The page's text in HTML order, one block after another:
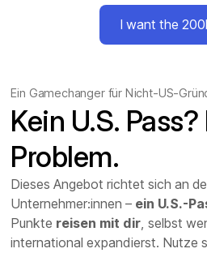
I want the
Ein Gamechanger für Nicht-US-
Kein U.S. Pass?
Problem.
Dieses Angebot richtet sich an
Unternehmer:innen – ein U.S.-
Punkte reisen mit dir, selbst
international expandierst. Nutze